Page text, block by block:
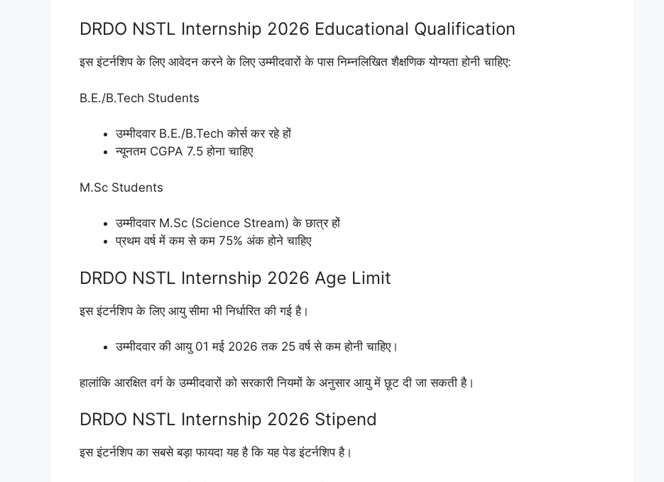
DRDO NSTL Internship 2026 Educational Qualification
इस इंटर्नशिप के लिए आवेदन करने के लिए उम्मीदवारों के पास निम्नलिखित शैक्षणिक योग्यता होनी चाहिए:
B.E./B.Tech Students
उम्मीदवार B.E./B.Tech कोर्स कर रहे हों
न्यूनतम CGPA 7.5 होना चाहिए
M.Sc Students
उम्मीदवार M.Sc (Science Stream) के छात्र हों
प्रथम वर्ष में कम से कम 75% अंक होने चाहिए
DRDO NSTL Internship 2026 Age Limit
इस इंटर्नशिप के लिए आयु सीमा भी निर्धारित की गई है।
उम्मीदवार की आयु 01 मई 2026 तक 25 वर्ष से कम होनी चाहिए।
हालांकि आरक्षित वर्ग के उम्मीदवारों को सरकारी नियमों के अनुसार आयु में छूट दी जा सकती है।
DRDO NSTL Internship 2026 Stipend
इस इंटर्नशिप का सबसे बड़ा फायदा यह है कि यह पेड इंटर्नशिप है।